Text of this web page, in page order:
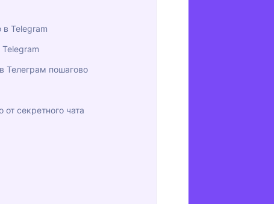
Telegram
Телеграм пошагово
секретного чата